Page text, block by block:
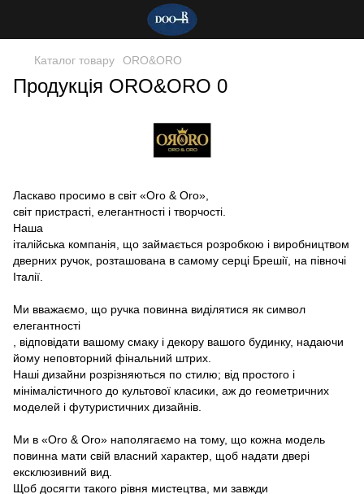
Каталог товару ORO&ORO
Продукція ORO&ORO 0
Ласкаво просимо в світ «Oro & Oro»,
світ пристрасті, елегантності і творчості.
Наша
італійська компанія, що займається розробкою і виробництвом
дверних ручок, розташована в самому серці Брешії, на півночі
Італії.
Ми вважаємо, що ручка повинна виділятися як символ
елегантності
, відповідати вашому смаку і декору вашого будинку, надаючи
йому неповторний фінальний штрих.
Наші дизайни розрізняються по стилю; від простого і
мінімалістичного до культової класики, аж до геометричних
моделей і футуристичних дизайнів.
Ми в «Oro & Oro» наполягаємо на тому, що кожна модель
повинна мати свій власний характер, щоб надати двері
ексклюзивний вид.
Щоб досягти такого рівня мистецтва, ми завжди